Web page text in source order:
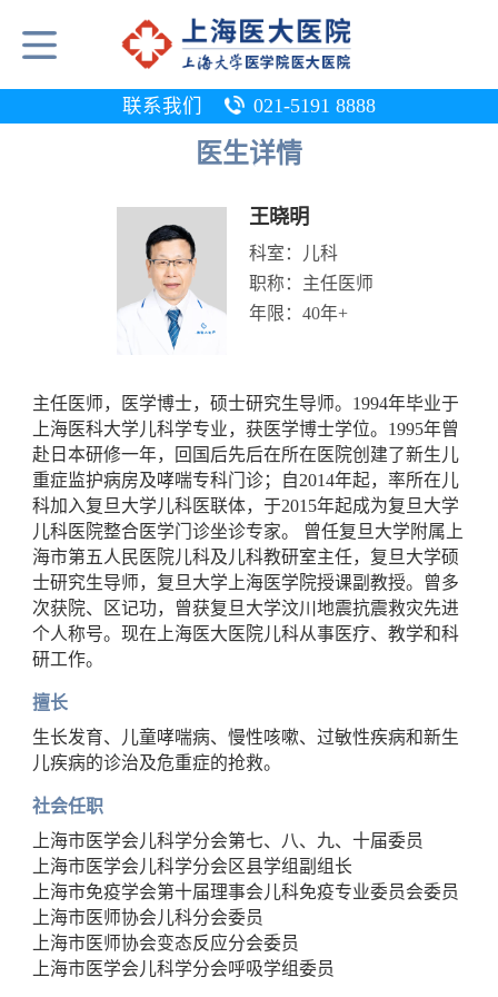
联系我们 021-5191 8888
医生详情
王晓明
科室：
儿科
职称： 主任医师
年限： 40年+
主任医师，医学博士，硕士研究生导师。1994年毕业于
上海医科大学儿科学专业，获医学博士学位。1995年曾
赴日本研修一年，回国后先后在所在医院创建了新生儿
重症监护病房及哮喘专科门诊；自2014年起，率所在儿
科加入复旦大学儿科医联体，于2015年起成为复旦大学
儿科医院整合医学门诊坐诊专家。 曾任复旦大学附属上
海市第五人民医院儿科及儿科教研室主任，复旦大学硕
士研究生导师，复旦大学上海医学院授课副教授。曾多
次获院、区记功，曾获复旦大学汶川地震抗震救灾先进
个人称号。现在上海医大医院儿科从事医疗、教学和科
研工作。
擅长
生长发育、儿童哮喘病、慢性咳嗽、过敏性疾病和新生
儿疾病的诊治及危重症的抢救。
社会任职
上海市医学会儿科学分会第七、八、九、十届委员
上海市医学会儿科学分会区县学组副组长
上海市免疫学会第十届理事会儿科免疫专业委员会委员
上海市医师协会儿科分会委员
上海市医师协会变态反应分会委员
上海市医学会儿科学分会呼吸学组委员